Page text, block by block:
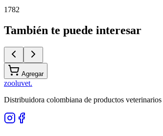
1782
También te puede interesar
Agregar
zooluvet.
Distribuidora colombiana de productos veterinarios